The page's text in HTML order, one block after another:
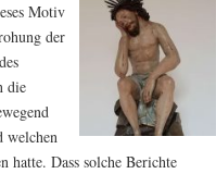
Motiv
der
die
welchen
hatte. Dass solche Berichte